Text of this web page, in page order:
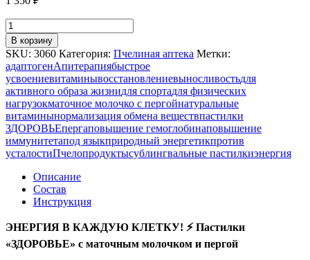
Количество
товара
ПАСТИЛКИ
"ЗДОРОВЬЕ"
7
ШТ,
МАТОЧНОЕ
МОЛОЧКО
С
ПЕРГОЙ,
8,4
Г
В корзину
SKU: 3060 Категория: Пчелиная аптека Метки:
адаптогенАпитерапиябыстрое
усвоениевитаминывосстановлениевыносливостьдля
активного образа жизнидля спортадля физических
нагрузокматочное молочко с пергойнатуральные
витаминынормализация обмена веществпастилки
ЗДОРОВЬЕпергаповышение гемоглобинаповышение
иммунитетапод языкприродный энергетикпротив
усталостиПчелопродуктысублингвальные пастилкиэнергия
Описание
Состав
Инструкция
ЭНЕРГИЯ В КАЖДУЮ КЛЕТКУ! ⚡ Пастилки
«ЗДОРОВЬЕ» с маточным молочком и пергой